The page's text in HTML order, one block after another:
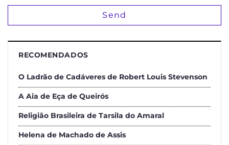
RECOMENDADOS
O Ladrão de Cadáveres de Robert Louis Stevenson
A Aia de Eça de Queirós
Religião Brasileira de Tarsila do Amaral
Helena de Machado de Assis